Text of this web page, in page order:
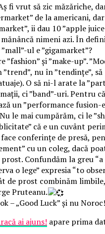
fi vrut să zic măzăriche,
de la americani,
ii dau 10 ”apple
nimeni azi. În
ul e ”gigamarket”?
și ”make-up”.
nu în ”tendințe”,
O să ni-l arate la
ci ”band”-uri. Pentru
un ”performance fusion-
le mai cumpărăm, ci le
că e un cuvânt
conferințe de presă,
cu un coleg, dacă
Confundăm la greu “a
o lege” expresia “to
de prost combinăm
Pruteanu.
– „Good Luck” și nu Noroc!
ai ajuns! apare prima